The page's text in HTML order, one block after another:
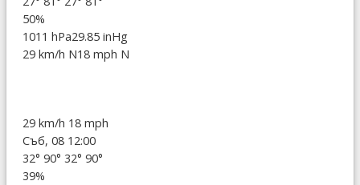
50%
1011 hPa29.85 inHg
29 km/h N18 mph N
29 km/h 18 mph
Съб, 08 12:00
32° 90° 32° 90°
39%